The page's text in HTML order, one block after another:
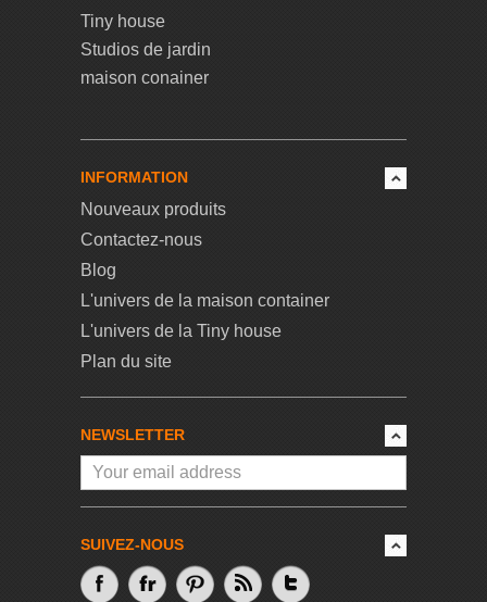
Tiny house
Studios de jardin
maison conainer
INFORMATION
Nouveaux produits
Contactez-nous
Blog
L'univers de la maison container
L'univers de la Tiny house
Plan du site
NEWSLETTER
SUIVEZ-NOUS